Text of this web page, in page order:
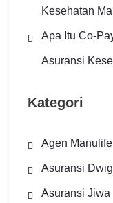
Kesehatan
Apa Itu Co-
Asuransi
Kategori
Agen Manulife
Asuransi
Asuransi Jiwa